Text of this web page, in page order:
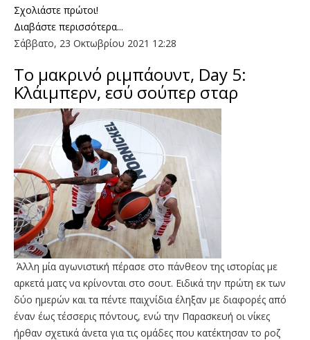
Σχολιάστε πρώτοι!
Διαβάστε περισσότερα...
Σάββατο, 23 Οκτωβρίου 2021 12:28
To μακρινό ριμπάουντ, Day 5:
Κλάιμπερν, εσύ σούπερ σταρ
Άλλη μία αγωνιστική πέρασε στο πάνθεον της ιστορίας με
αρκετά ματς να κρίνονται στο σουτ. Ειδικά την πρώτη εκ των
δύο ημερών και τα πέντε παιχνίδια έληξαν με διαφορές από
έναν έως τέσσερις πόντους, ενώ την Παρασκευή οι νίκες
ήρθαν σχετικά άνετα για τις ομάδες που κατέκτησαν το ροζ